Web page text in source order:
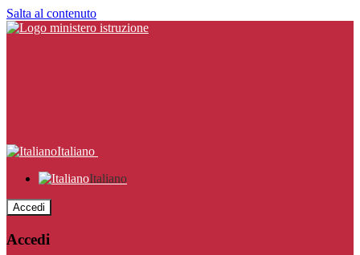
Salta al contenuto
Italiano
Italiano
Accedi
Accedi